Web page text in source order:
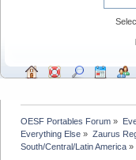
OESF Portables Forum »
Everything Else » Zaurus
South/Central/Latin America »